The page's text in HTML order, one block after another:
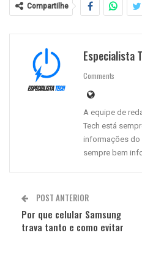
Compartilhe
Especialista
Comments
A equipe de
Tech está
informações do
sempre bem
POST ANTERIOR
Por que celular Samsung
trava tanto e como evitar